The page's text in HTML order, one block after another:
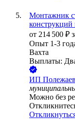
Монтажник
от 214 500 ₽
Опыт 1-3
Вахта
Выплаты:
ИП
Можно без